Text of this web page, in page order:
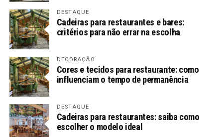
DESTAQUE
Cadeiras para restaurantes e bares:
critérios para não errar na escolha
DECORAÇÃO
Cores e tecidos para restaurante: como
influenciam o tempo de permanência
DESTAQUE
Cadeiras para restaurantes: saiba como
escolher o modelo ideal